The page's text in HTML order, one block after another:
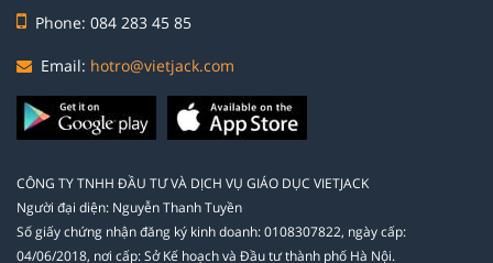
Phone: 084 283 45 85
Email: hotro@vietjack.com
CÔNG TY TNHH ĐẦU TƯ VÀ DỊCH VỤ GIÁO DỤC VIETJACK
Người đại diện: Nguyễn Thanh Tuyền
Số giấy chứng nhận đăng ký kinh doanh: 0108307822, ngày cấp:
04/06/2018, nơi cấp: Sở Kế hoạch và Đầu tư thành phố Hà Nội.